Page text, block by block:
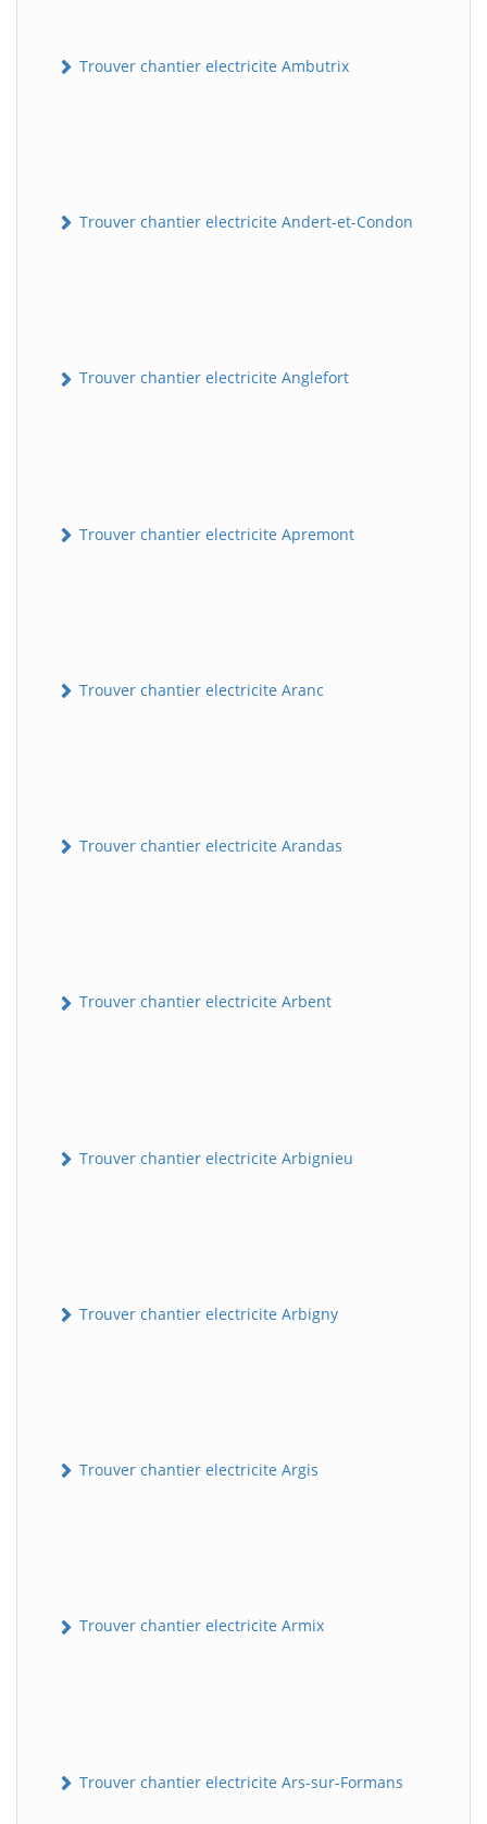
Trouver chantier electricite Ambutrix
Trouver chantier electricite Andert-et-Condon
Trouver chantier electricite Anglefort
Trouver chantier electricite Apremont
Trouver chantier electricite Aranc
Trouver chantier electricite Arandas
Trouver chantier electricite Arbent
Trouver chantier electricite Arbignieu
Trouver chantier electricite Arbigny
Trouver chantier electricite Argis
Trouver chantier electricite Armix
Trouver chantier electricite Ars-sur-Formans